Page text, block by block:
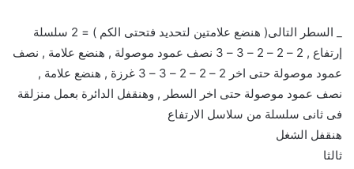
_ السطر التالى( هنضع علامتين لتحديد فتحتى الكم ) = 2 سلسلة
إرتفاع , 2 – 2 – 2 – 3 – 3 نصف عمود موصولة , هنضع علامة , نصف
عمود موصولة حتى اخر 2 – 2 – 2 – 3 – 3 غرزة , هنضع علامة ,
نصف عمود موصولة حتى اخر السطر , وهنقفل الدائرة بعمل منزلقة
فى ثانى سلسلة من سلاسل الارتفاع
هنقفل الشغل
ثالثا